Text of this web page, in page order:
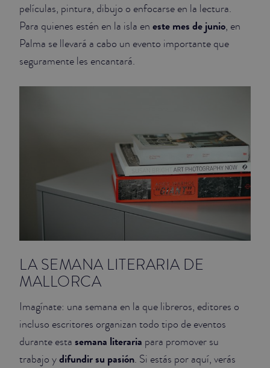
películas, pintura, dibujo o enfocarse en la lectura.
Para quienes estén en la isla en este mes de junio, en
Palma se llevará a cabo un evento importante que
seguramente les encantará.
LA SEMANA LITERARIA DE
MALLORCA
Imagínate: una semana en la que libreros, editores o
incluso escritores organizan todo tipo de eventos
durante esta semana literaria para promover su
trabajo ydifundir su pasión. Si estás por aquí, verás